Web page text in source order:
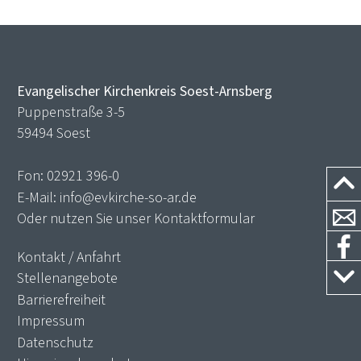
Evangelischer Kirchenkreis Soest-Arnsberg
Puppenstraße 3-5
59494 Soest
Fon: 02921 396-0
E-Mail: info@evkirche-so-ar.de
Oder nutzen Sie unser Kontaktformular
Kontakt / Anfahrt
Stellenangebote
Barrierefreiheit
Impressum
Datenschutz